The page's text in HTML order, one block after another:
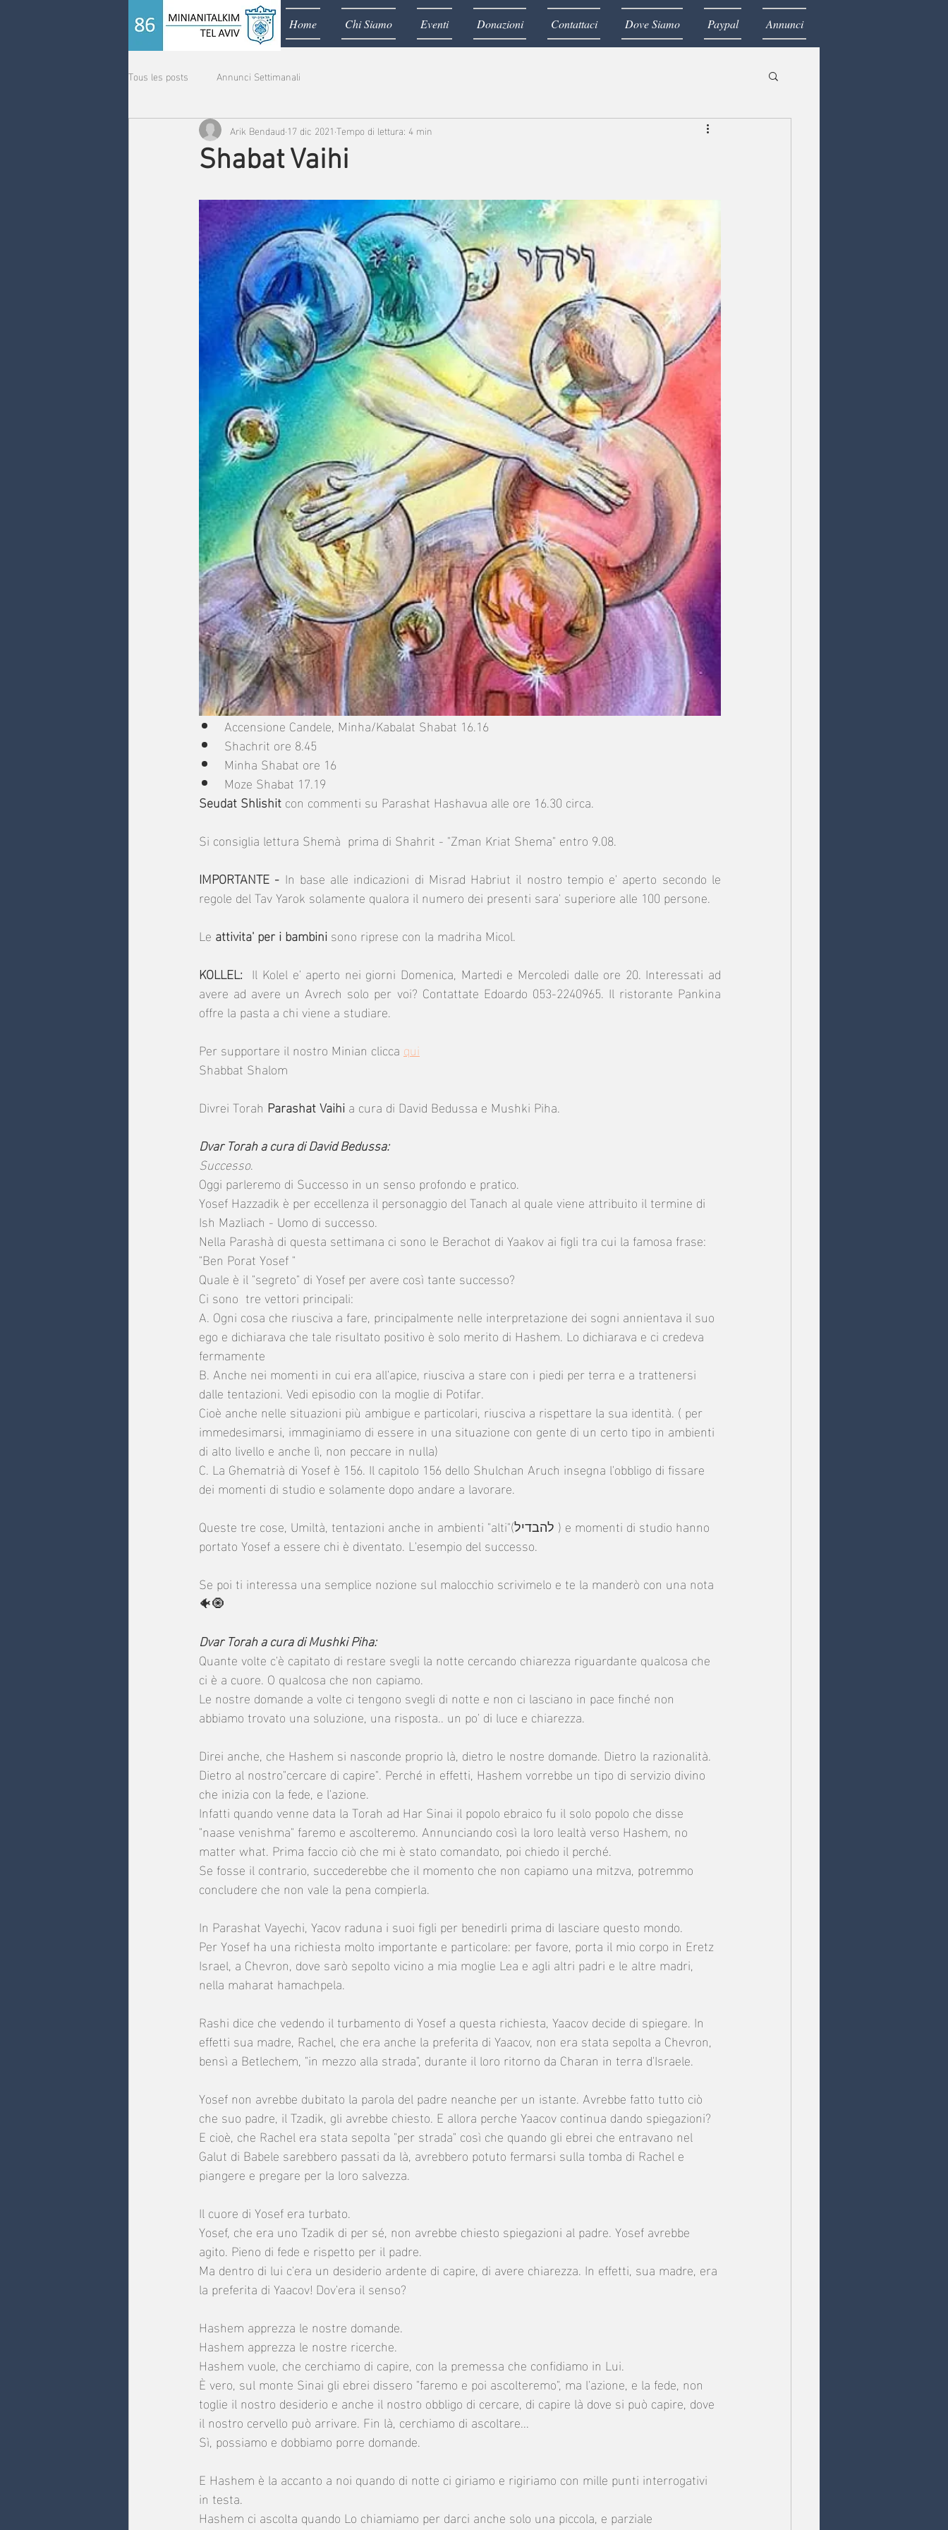
Home Chi Siamo Eventi Donazioni Contattaci Dove Siamo Paypal Annunci
Tous les posts Annunci Settimanali
Shabat Vaihi
Arik Bendaud 17 dic 2021 Tempo di lettura: 4 min
Accensione Candele, Minha/Kabalat Shabat 16.16
Shachrit ore 8.45
Minha Shabat ore 16
Moze Shabat 17.19
Seudat Shlishit con commenti su Parashat Hashavua alle ore 16.30 circa.
Si consiglia lettura Shemà  prima di Shahrit - "Zman Kriat Shema" entro 9.08.
IMPORTANTE - In base alle indicazioni di Misrad Habriut il nostro tempio e' aperto secondo le
regole del Tav Yarok solamente qualora il numero dei presenti sara' superiore alle 100 persone.
Le attivita' per i bambini sono riprese con la madriha Micol.
KOLLEL: Il Kolel e' aperto nei giorni Domenica, Martedi e Mercoledi dalle ore 20. Interessati ad
avere ad avere un Avrech solo per voi? Contattate Edoardo 053-2240965. Il ristorante Pankina
offre la pasta a chi viene a studiare.
Per supportare il nostro Minian clicca qui
Shabbat Shalom
Divrei Torah Parashat Vaihi a cura di David Bedussa e Mushki Piha.
Dvar Torah a cura di David Bedussa:
Successo.
Oggi parleremo di Successo in un senso profondo e pratico.
Yosef Hazzadik è per eccellenza il personaggio del Tanach al quale viene attribuito il termine di
Ish Mazliach - Uomo di successo.
Nella Parashà di questa settimana ci sono le Berachot di Yaakov ai figli tra cui la famosa frase:
"Ben Porat Yosef "
Quale è il "segreto" di Yosef per avere così tante successo?
Ci sono  tre vettori principali:
A. Ogni cosa che riusciva a fare, principalmente nelle interpretazione dei sogni annientava il suo
ego e dichiarava che tale risultato positivo è solo merito di Hashem. Lo dichiarava e ci credeva
fermamente
B. Anche nei momenti in cui era all'apice, riusciva a stare con i piedi per terra e a trattenersi
dalle tentazioni. Vedi episodio con la moglie di Potifar.
Cioè anche nelle situazioni più ambigue e particolari, riusciva a rispettare la sua identità. ( per
immedesimarsi, immaginiamo di essere in una situazione con gente di un certo tipo in ambienti
di alto livello e anche lì, non peccare in nulla)
C. La Ghematrià di Yosef è 156. Il capitolo 156 dello Shulchan Aruch insegna l'obbligo di fissare
dei momenti di studio e solamente dopo andare a lavorare.
Queste tre cose, Umiltà, tentazioni anche in ambienti "alti"(להבדיל ) e momenti di studio hanno
portato Yosef a essere chi è diventato. L'esempio del successo.
Se poi ti interessa una semplice nozione sul malocchio scrivimelo e te la manderò con una nota
🐠🧿
Dvar Torah a cura di Mushki Piha:
Quante volte c'è capitato di restare svegli la notte cercando chiarezza riguardante qualcosa che
ci è a cuore. O qualcosa che non capiamo.
Le nostre domande a volte ci tengono svegli di notte e non ci lasciano in pace finché non
abbiamo trovato una soluzione, una risposta.. un po' di luce e chiarezza.
Direi anche, che Hashem si nasconde proprio là, dietro le nostre domande. Dietro la razionalità.
Dietro al nostro"cercare di capire". Perché in effetti, Hashem vorrebbe un tipo di servizio divino
che inizia con la fede, e l'azione.
Infatti quando venne data la Torah ad Har Sinai il popolo ebraico fu il solo popolo che disse
"naase venishma" faremo e ascolteremo. Annunciando così la loro lealtà verso Hashem, no
matter what. Prima faccio ciò che mi è stato comandato, poi chiedo il perché.
Se fosse il contrario, succederebbe che il momento che non capiamo una mitzva, potremmo
concludere che non vale la pena compierla.
In Parashat Vayechi, Yacov raduna i suoi figli per benedirli prima di lasciare questo mondo.
Per Yosef ha una richiesta molto importante e particolare: per favore, porta il mio corpo in Eretz
Israel, a Chevron, dove sarò sepolto vicino a mia moglie Lea e agli altri padri e le altre madri,
nella maharat hamachpela.
Rashi dice che vedendo il turbamento di Yosef a questa richiesta, Yaacov decide di spiegare. In
effetti sua madre, Rachel, che era anche la preferita di Yaacov, non era stata sepolta a Chevron,
bensì a Betlechem, "in mezzo alla strada", durante il loro ritorno da Charan in terra d'Israele.
Yosef non avrebbe dubitato la parola del padre neanche per un istante. Avrebbe fatto tutto ciò
che suo padre, il Tzadik, gli avrebbe chiesto. E allora perche Yaacov continua dando spiegazioni?
E cioè, che Rachel era stata sepolta "per strada" così che quando gli ebrei che entravano nel
Galut di Babele sarebbero passati da là, avrebbero potuto fermarsi sulla tomba di Rachel e
piangere e pregare per la loro salvezza.
Il cuore di Yosef era turbato.
Yosef, che era uno Tzadik di per sé, non avrebbe chiesto spiegazioni al padre. Yosef avrebbe
agito. Pieno di fede e rispetto per il padre.
Ma dentro di lui c'era un desiderio ardente di capire, di avere chiarezza. In effetti, sua madre, era
la preferita di Yaacov! Dov'era il senso?
Hashem apprezza le nostre domande.
Hashem apprezza le nostre ricerche.
Hashem vuole, che cerchiamo di capire, con la premessa che confidiamo in Lui.
È vero, sul monte Sinai gli ebrei dissero "faremo e poi ascolteremo", ma l'azione, e la fede, non
toglie il nostro desiderio e anche il nostro obbligo di cercare, di capire là dove si può capire, dove
il nostro cervello può arrivare. Fin là, cerchiamo di ascoltare...
Sì, possiamo e dobbiamo porre domande.
E Hashem è la accanto a noi quando di notte ci giriamo e rigiriamo con mille punti interrogativi
in testa.
Hashem ci ascolta quando Lo chiamiamo per darci anche solo una piccola, e parziale